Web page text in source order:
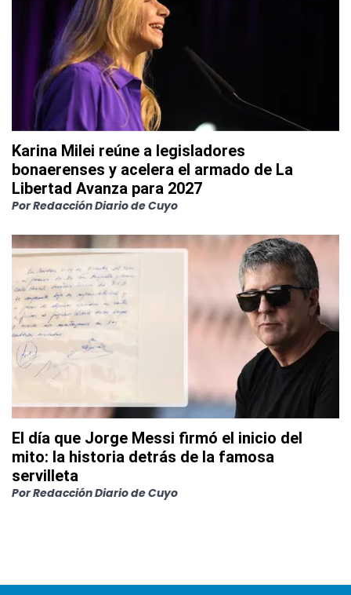
Karina Milei reúne a legisladores
bonaerenses y acelera el armado de La
Libertad Avanza para 2027
PorRedacción Diario de Cuyo
El día que Jorge Messi firmó el inicio del
mito: la historia detrás de la famosa
servilleta
PorRedacción Diario de Cuyo